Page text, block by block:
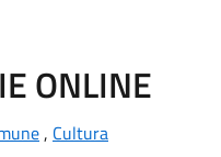
ONLINE
, Cultura